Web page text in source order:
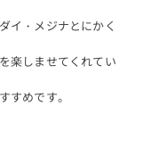
イ・メジナとにかく
楽しませてくれてい
すめです。